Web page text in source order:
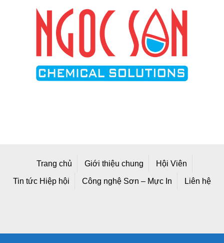
Trang chủ Giới thiệu chung Hội Viên
Tin tức Hiệp hội Công nghệ Sơn – Mực In Liên hệ